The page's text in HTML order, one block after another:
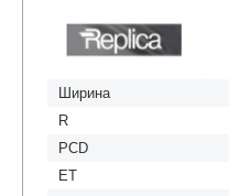
Ширина
R
PCD
ET